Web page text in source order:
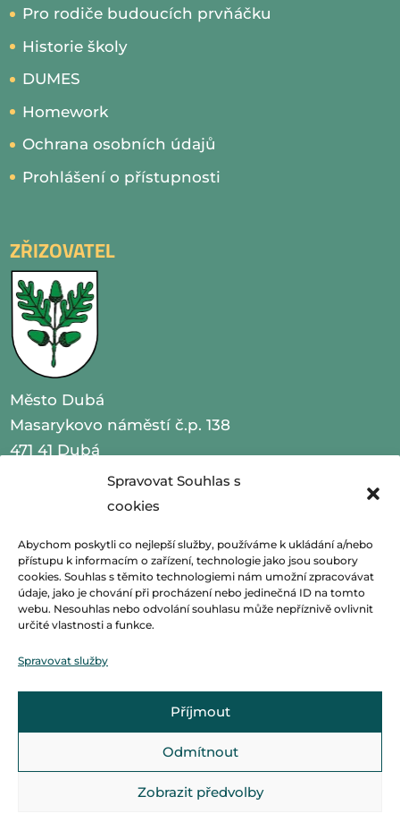
Spravovat Souhlas s
cookies
Abychom poskytli co nejlepší služby, používáme k ukládání a/nebo
přístupu k informacím o zařízení, technologie jako jsou soubory
cookies. Souhlas s těmito technologiemi nám umožní zpracovávat
údaje, jako je chování při procházení nebo jedinečná ID na tomto
webu. Nesouhlas nebo odvolání souhlasu může nepříznivě ovlivnit
určité vlastnosti a funkce.
Spravovat služby
Příjmout
Odmítnout
Zobrazit předvolby
Pro rodiče budoucích prvňáčku
Historie školy
DUMES
Homework
Ochrana osobních údajů
Prohlášení o přístupnosti
ZŘIZOVATEL
Město Dubá
Masarykovo náměstí č.p. 138
471 41 Dubá
IČO 00260479
emailpodatelna@mestoduba.cz
webhttp://www.mestoduba.cz